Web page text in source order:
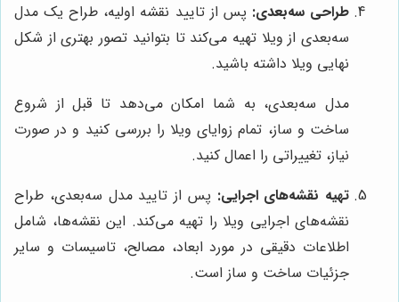
طراحی سه‌بعدی: پس از تایید نقشه اولیه، طراح یک مدل
سه‌بعدی از ویلا تهیه می‌کند تا بتوانید تصور بهتری از شکل
نهایی ویلا داشته باشید.
مدل سه‌بعدی، به شما امکان می‌دهد تا قبل از شروع
ساخت و ساز، تمام زوایای ویلا را بررسی کنید و در صورت
نیاز، تغییراتی را اعمال کنید.
تهیه نقشه‌های اجرایی: پس از تایید مدل سه‌بعدی، طراح
نقشه‌های اجرایی ویلا را تهیه می‌کند. این نقشه‌ها، شامل
اطلاعات دقیقی در مورد ابعاد، مصالح، تاسیسات و سایر
جزئیات ساخت و ساز است.